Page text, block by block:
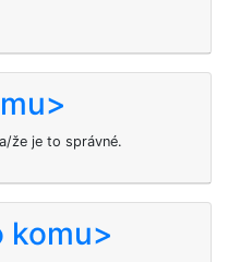
že je to správné.
komu>